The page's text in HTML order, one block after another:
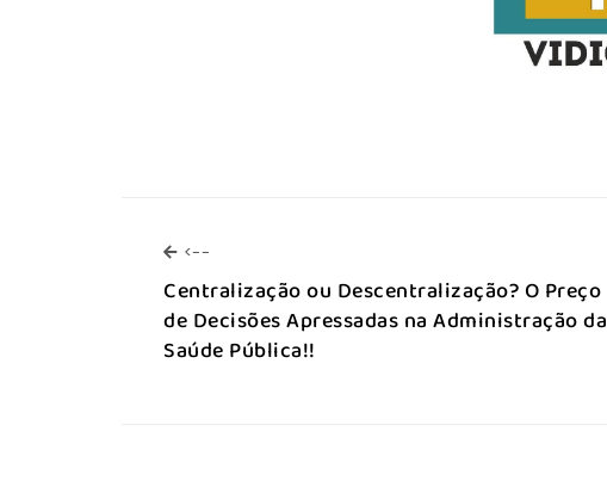
<--
Centralização ou Descentralização? O Preço
de Decisões Apressadas na Administração da
Saúde Pública!!